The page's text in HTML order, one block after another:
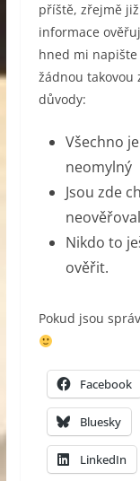
příště, zřejmě
informace
hned mi
žádnou takovou
důvody:
Všechno
neomylný
Jsou zde
Nikdo to
ověřit.
Pokud jsou
Facebook
Bluesky
LinkedIn